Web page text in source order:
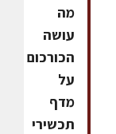
מה
עושה
הכורכום
על
מדף
תכשירי